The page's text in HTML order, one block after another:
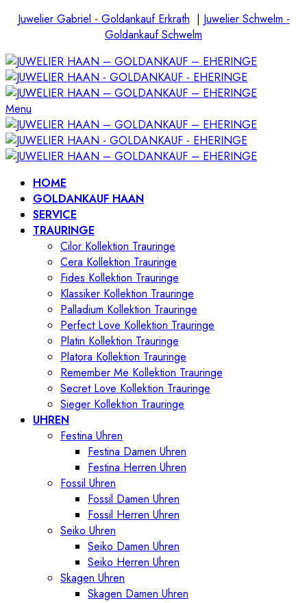
Juwelier Gabriel - Goldankauf Erkrath | Juwelier Schwelm -
Goldankauf Schwelm
Menu
HOME
GOLDANKAUF HAAN
SERVICE
TRAURINGE
Cilor Kollektion Trauringe
Cera Kollektion Trauringe
Fides Kollektion Trauringe
Klassiker Kollektion Trauringe
Palladium Kollektion Trauringe
Perfect Love Kollektion Trauringe
Platin Kollektion Trauringe
Platora Kollektion Trauringe
Remember Me Kollektion Trauringe
Secret Love Kollektion Trauringe
Sieger Kollektion Trauringe
UHREN
Festina Uhren
Festina Damen Uhren
Festina Herren Uhren
Fossil Uhren
Fossil Damen Uhren
Fossil Herren Uhren
Seiko Uhren
Seiko Damen Uhren
Seiko Herren Uhren
Skagen Uhren
Skagen Damen Uhren